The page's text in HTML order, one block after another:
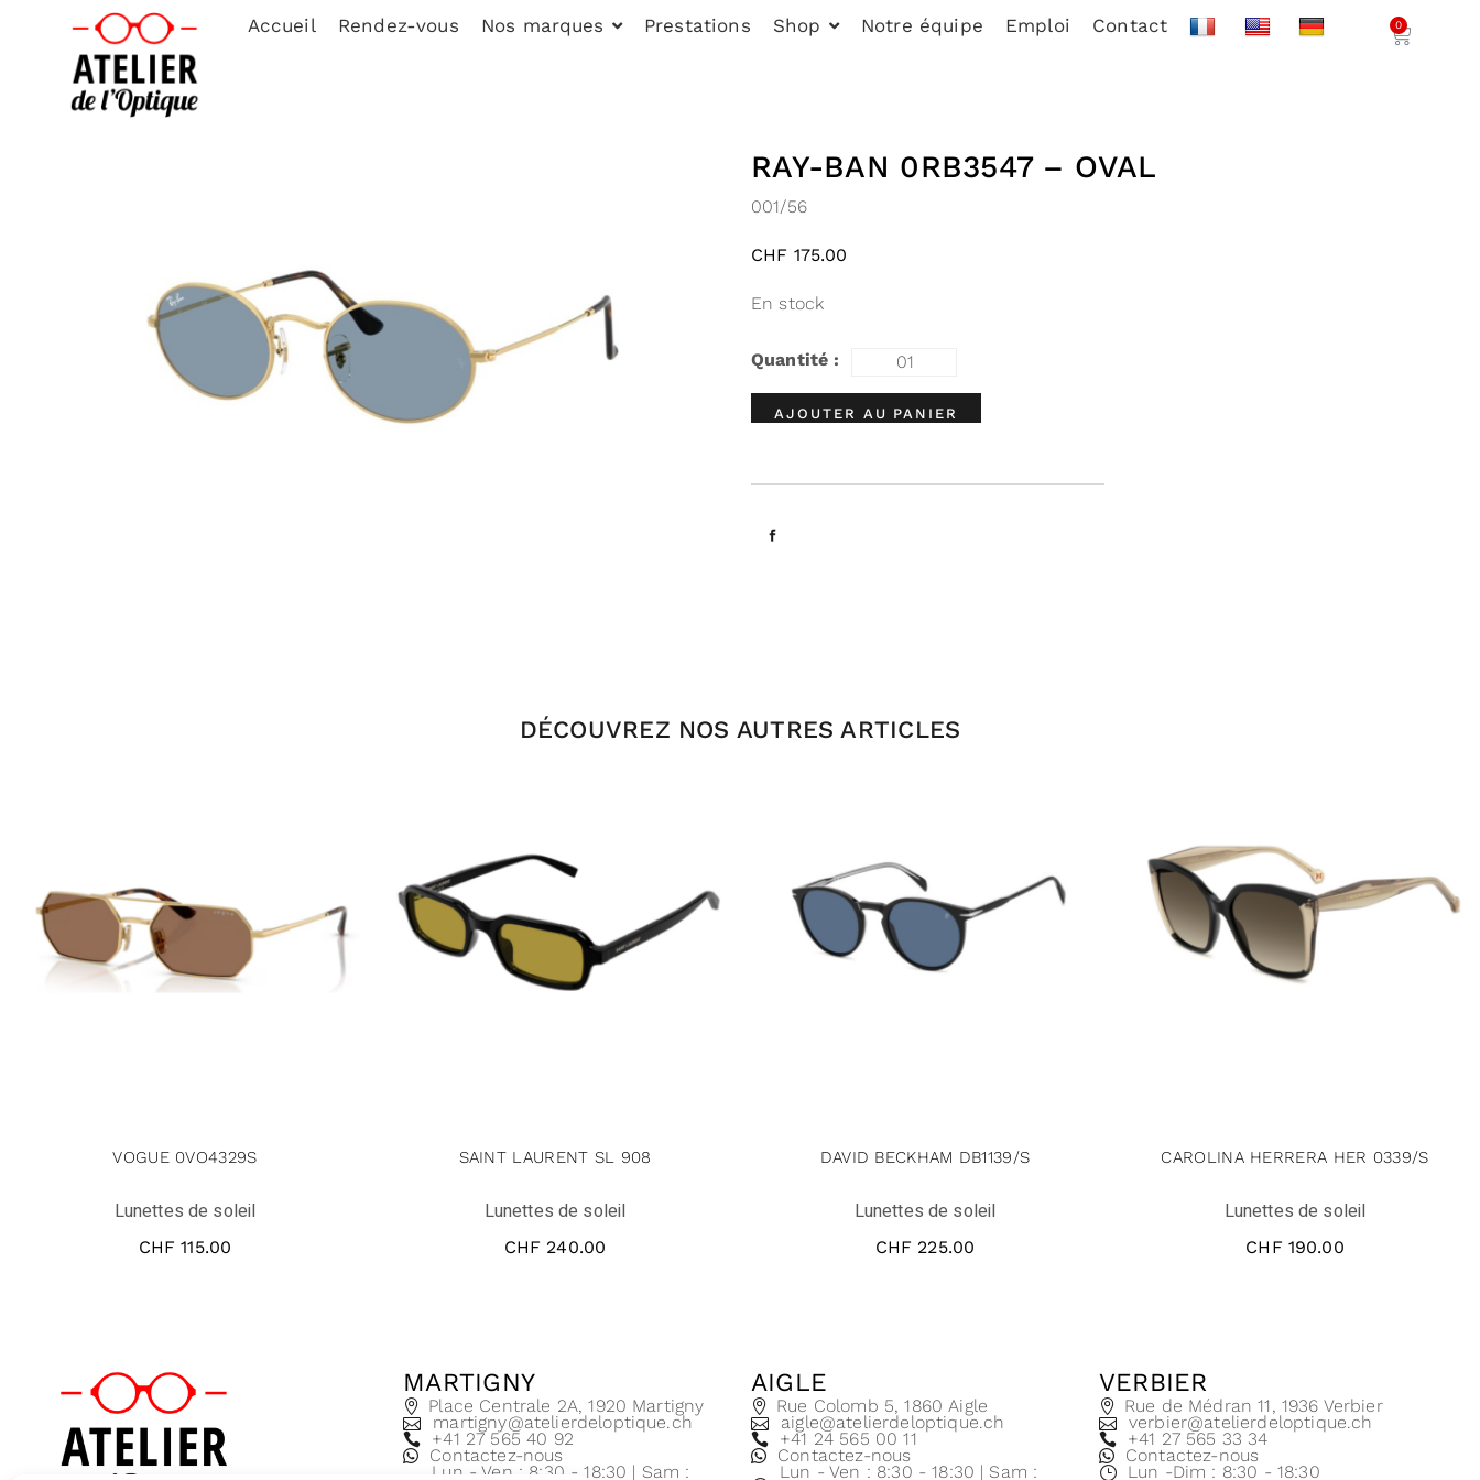
Accueil Rendez-vous Nos marques Prestations Shop Notre équipe Emploi Contact 0
RAY-BAN 0RB3547 – OVAL
001/56
CHF 175.00
En stock
AJOUTER AU PANIER
DÉCOUVREZ NOS AUTRES ARTICLES
VOGUE 0VO4329S
Lunettes de soleil
CHF 115.00
SAINT LAURENT SL 908
Lunettes de soleil
CHF 240.00
DAVID BECKHAM DB1139/S
Lunettes de soleil
CHF 225.00
CAROLINA HERRERA HER 0339/S
Lunettes de soleil
CHF 190.00
MARTIGNY
Place Centrale 2A, 1920 Martigny
martigny@atelierdeloptique.ch
+41 27 565 40 92
Contactez-nous
Lun - Ven : 8:30 - 18:30 | Sam :
AIGLE
Rue Colomb 5, 1860 Aigle
aigle@atelierdeloptique.ch
+41 24 565 00 11
Contactez-nous
Lun - Ven : 8:30 - 18:30 | Sam :
VERBIER
Rue de Médran 11, 1936 Verbier
verbier@atelierdeloptique.ch
+41 27 565 33 34
Contactez-nous
Lun -Dim : 8:30 - 18:30